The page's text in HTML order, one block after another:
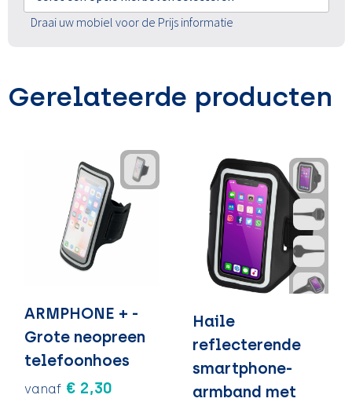
Draai uw mobiel voor de Prijs informatie
Gerelateerde producten
ARMPHONE + -
Grote neopreen
telefoonhoes
vanaf € 2,30
Haile
reflecterende
smartphone-
armband met